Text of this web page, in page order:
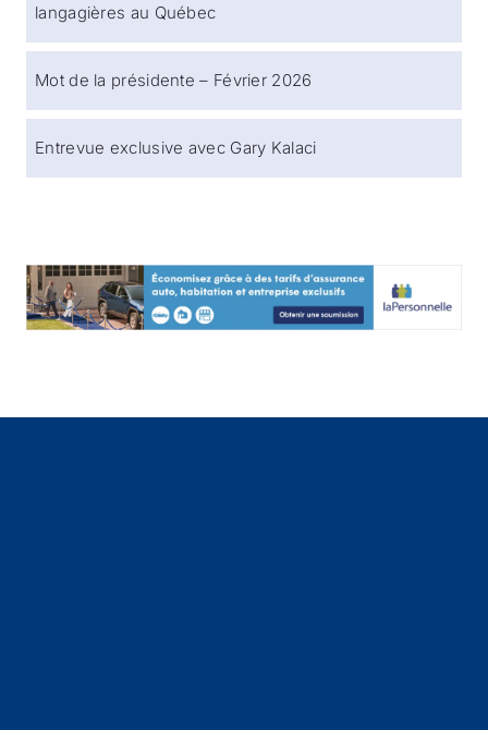
langagières au Québec
Mot de la présidente – Février 2026
Entrevue exclusive avec Gary Kalaci